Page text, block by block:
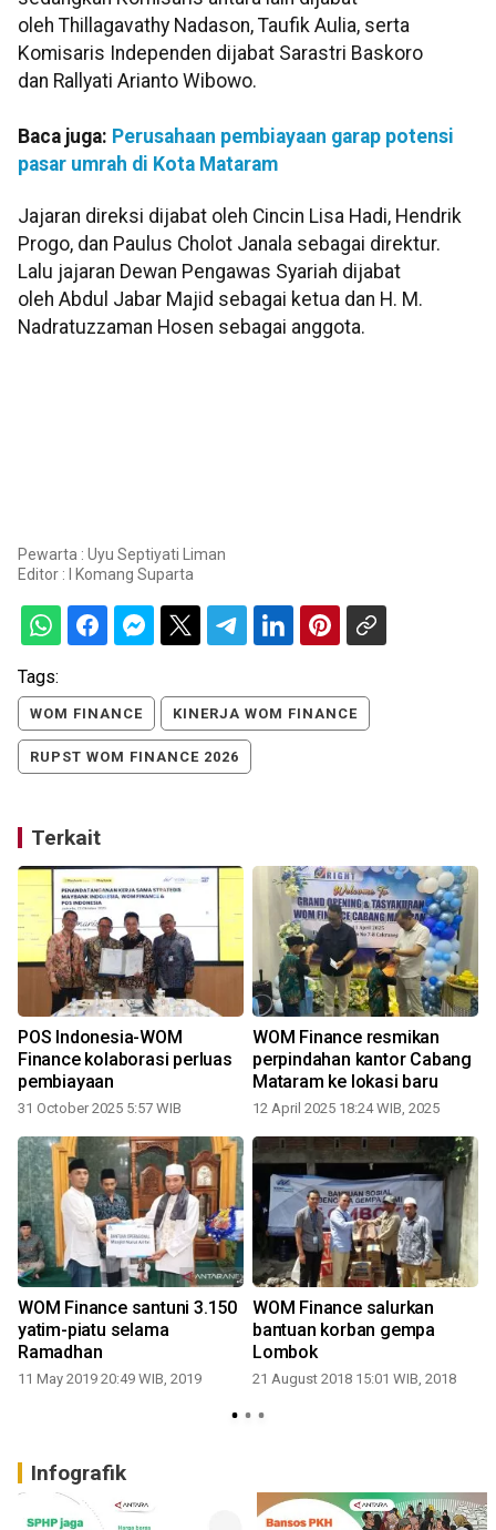
oleh Thillagavathy Nadason, Taufik Aulia, serta
Komisaris Independen dijabat Sarastri Baskoro
dan Rallyati Arianto Wibowo.
Baca juga: Perusahaan pembiayaan garap potensi
pasar umrah di Kota Mataram
Jajaran direksi dijabat oleh Cincin Lisa Hadi, Hendrik
Progo, dan Paulus Cholot Janala sebagai direktur.
Lalu jajaran Dewan Pengawas Syariah dijabat
oleh Abdul Jabar Majid sebagai ketua dan H. M.
Nadratuzzaman Hosen sebagai anggota.
Pewarta : Uyu Septiyati Liman
Editor :
I Komang Suparta
Tags:
WOM FINANCE KINERJA WOM FINANCE
RUPST WOM FINANCE 2026
Terkait
POS Indonesia-WOM
Finance kolaborasi perluas
pembiayaan
31 October 2025 5:57 WIB
WOM Finance resmikan
perpindahan kantor Cabang
Mataram ke lokasi baru
12 April 2025 18:24 WIB, 2025
WOM Finance santuni 3.150
yatim-piatu selama
Ramadhan
11 May 2019 20:49 WIB, 2019
WOM Finance salurkan
bantuan korban gempa
Lombok
21 August 2018 15:01 WIB, 2018
Infografik